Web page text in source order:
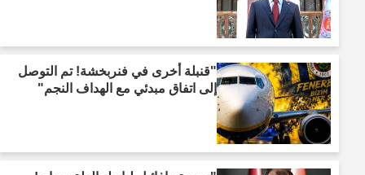
"قنبلة أخرى في فنربخشة! تم التوصل
إلى اتفاق مبدئي مع الهداف النجم"